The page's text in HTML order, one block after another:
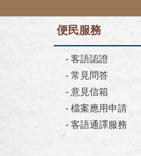
便民服務
- 客語認證
- 常見問答
- 意見信箱
- 檔案應用申請
- 客語通譯服務